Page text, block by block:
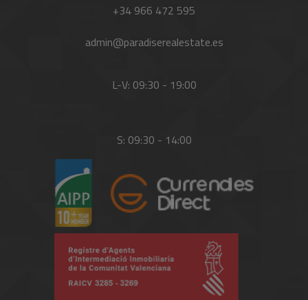
+34 966 472 595
admin@paradiserealestate.es
L-V: 09:30 - 19:00
S: 09:30 - 14:00